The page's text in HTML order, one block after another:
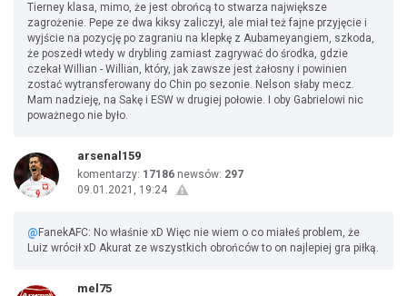
Tierney klasa, mimo, że jest obrońcą to stwarza największe
zagrożenie. Pepe ze dwa kiksy zaliczył, ale miał też fajne przyjęcie i
wyjście na pozycję po zagraniu na klepkę z Aubameyangiem, szkoda,
że poszedł wtedy w drybling zamiast zagrywać do środka, gdzie
czekał Willian - Willian, który, jak zawsze jest żałosny i powinien
zostać wytransferowany do Chin po sezonie. Nelson słaby mecz.
Mam nadzieję, na Sakę i ESW w drugiej połowie. I oby Gabrielowi nic
poważnego nie było.
arsenal159
komentarzy: 17186 newsów: 297
09.01.2021, 19:24
@ FanekAFC: No właśnie xD Więc nie wiem o co miałeś problem, że
Luiz wrócił xD Akurat ze wszystkich obrońców to on najlepiej gra piłką.
mel75